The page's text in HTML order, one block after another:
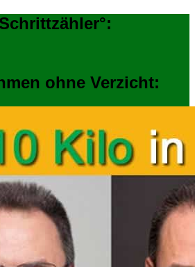
ohne Verzicht: